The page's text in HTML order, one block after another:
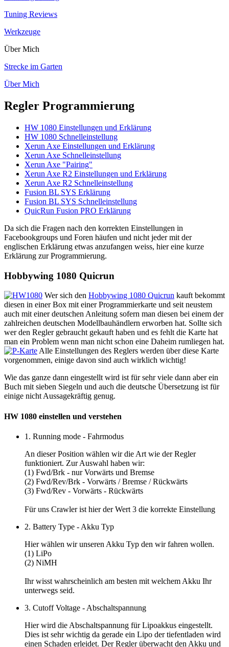
Tuning Reviews
Werkzeuge
Über Mich
Strecke im Garten
Über Mich
Regler Programmierung
HW 1080 Einstellungen und Erklärung
HW 1080 Schnelleinstellung
Xerun Axe Einstellungen und Erklärung
Xerun Axe Schnelleinstellung
Xerun Axe "Pairing"
Xerun Axe R2 Einstellungen und Erklärung
Xerun Axe R2 Schnelleinstellung
Fusion BL SYS Erklärung
Fusion BL SYS Schnelleinstellung
QuicRun Fusion PRO Erklärung
Da sich die Fragen nach den korrekten Einstellungen in
Facebookgroups und Foren häufen und nicht jeder mit der
englischen Erklärung etwas anzufangen weiss, hier eine kurze
Erklärung zur Programmierung.
Hobbywing 1080 Quicrun
Wer sich den Hobbywing 1080 Quicrun kauft bekommt
diesen in einer Box mit einer Programmierkarte und seit neustem
auch mit einer deutschen Anleitung sofern man diesen bei einem der
zahlreichen deutschen Modellbauhändlern erworben hat. Sollte sich
wer den Regler gebraucht gekauft haben und es fehlt die Karte hat
man ein Problem wenn man nicht schon eine Daheim rumliegen hat.
Alle Einstellungen des Reglers werden über diese Karte
vorgenommen, einige davon sind auch wirklich wichtig!
Wie das ganze dann eingestellt wird ist für sehr viele dann aber ein
Buch mit sieben Siegeln und auch die deutsche Übersetzung ist für
einige nicht Aussagekräftig genug.
HW 1080 einstellen und verstehen
1. Running mode - Fahrmodus
An dieser Position wählen wir die Art wie der Regler
funktioniert. Zur Auswahl haben wir:
(1) Fwd/Brk - nur Vorwärts und Bremse
(2) Fwd/Rev/Brk - Vorwärts / Bremse / Rückwärts
(3) Fwd/Rev - Vorwärts - Rückwärts
Für uns Crawler ist hier derWert 3 die korrekte Einstellung
2. Battery Type - Akku Typ
Hier wählen wir unseren Akku Typ den wir fahren wollen.
(1) LiPo
(2) NiMH
Ihr wisst wahrscheinlich am besten mit welchem Akku Ihr
unterwegs seid.
3. Cutoff Voltage - Abschaltspannung
Hier wird die Abschaltspannung für Lipoakkus eingestellt.
Dies ist sehr wichtig da gerade ein Lipo der tiefentladen wird
einen Schaden erleidet. Der Regler überwacht den Akku und